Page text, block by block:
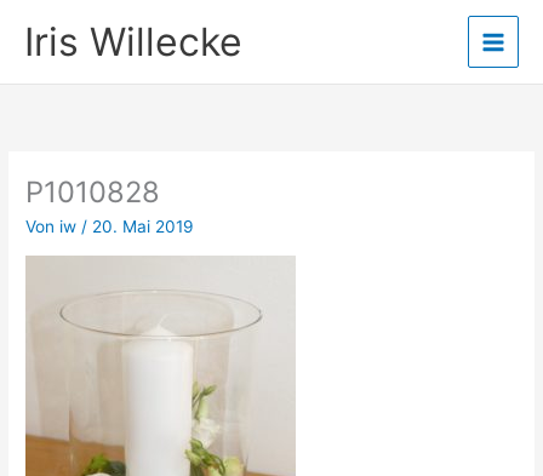
InhaltIris Willecke
P1010828
Von iw / 20. Mai 2019